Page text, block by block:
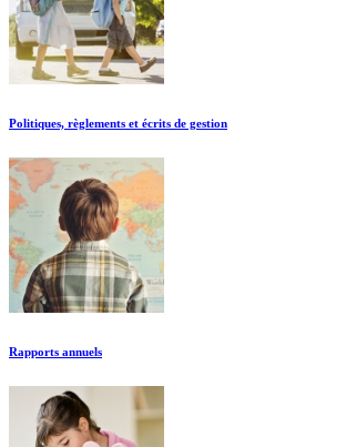
Politiques, règlements et écrits de gestion
Rapports annuels